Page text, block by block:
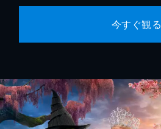
今すぐ観る